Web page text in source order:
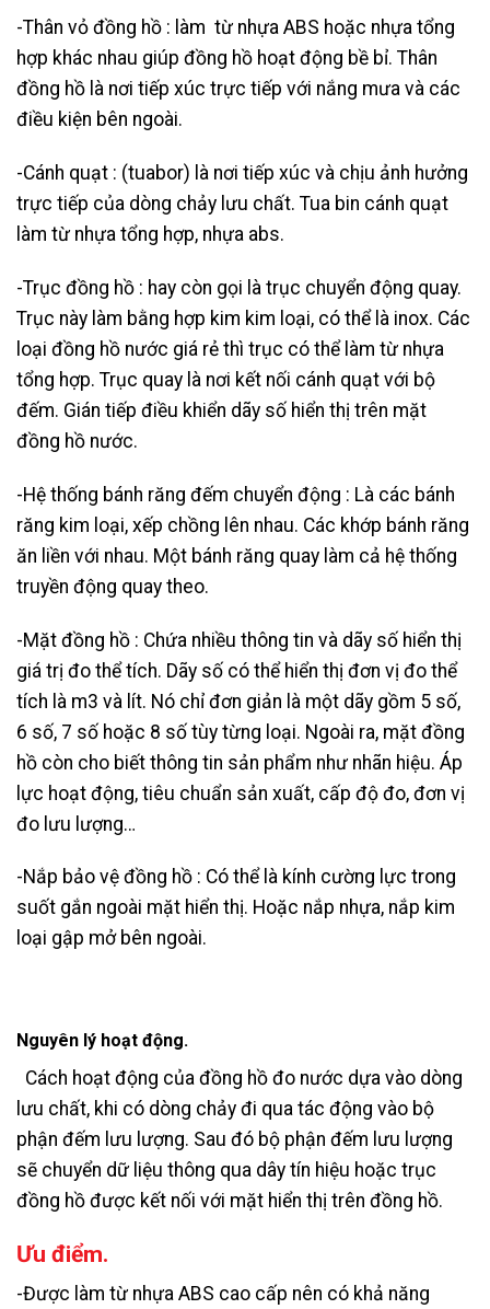
-Thân vỏ đồng hồ : làm từ nhựa ABS hoặc nhựa tổng
hợp khác nhau giúp đồng hồ hoạt động bề bỉ. Thân
đồng hồ là nơi tiếp xúc trực tiếp với nắng mưa và các
điều kiện bên ngoài.
-Cánh quạt : (tuabor) là nơi tiếp xúc và chịu ảnh hưởng
trực tiếp của dòng chảy lưu chất. Tua bin cánh quạt
làm từ nhựa tổng hợp, nhựa abs.
-Trục đồng hồ : hay còn gọi là trục chuyển động quay.
Trục này làm bằng hợp kim kim loại, có thể là inox. Các
loại đồng hồ nước giá rẻ thì trục có thể làm từ nhựa
tổng hợp. Trục quay là nơi kết nối cánh quạt với bộ
đếm. Gián tiếp điều khiển dãy số hiển thị trên mặt
đồng hồ nước.
-Hệ thống bánh răng đếm chuyển động : Là các bánh
răng kim loại, xếp chồng lên nhau. Các khớp bánh răng
ăn liền với nhau. Một bánh răng quay làm cả hệ thống
truyền động quay theo.
-Mặt đồng hồ : Chứa nhiều thông tin và dãy số hiển thị
giá trị đo thể tích. Dãy số có thể hiển thị đơn vị đo thể
tích là m3 và lít. Nó chỉ đơn giản là một dãy gồm 5 số,
6 số, 7 số hoặc 8 số tùy từng loại. Ngoài ra, mặt đồng
hồ còn cho biết thông tin sản phẩm như nhãn hiệu. Áp
lực hoạt động, tiêu chuẩn sản xuất, cấp độ đo, đơn vị
đo lưu lượng…
-Nắp bảo vệ đồng hồ : Có thể là kính cường lực trong
suốt gắn ngoài mặt hiển thị. Hoặc nắp nhựa, nắp kim
loại gập mở bên ngoài.
Nguyên lý hoạt động.
Cách hoạt động của đồng hồ đo nước dựa vào dòng
lưu chất, khi có dòng chảy đi qua tác động vào bộ
phận đếm lưu lượng. Sau đó bộ phận đếm lưu lượng
sẽ chuyển dữ liệu thông qua dây tín hiệu hoặc trục
đồng hồ được kết nối với mặt hiển thị trên đồng hồ.
Ưu điểm.
-Được làm từ nhựa ABS cao cấp nên có khả năng